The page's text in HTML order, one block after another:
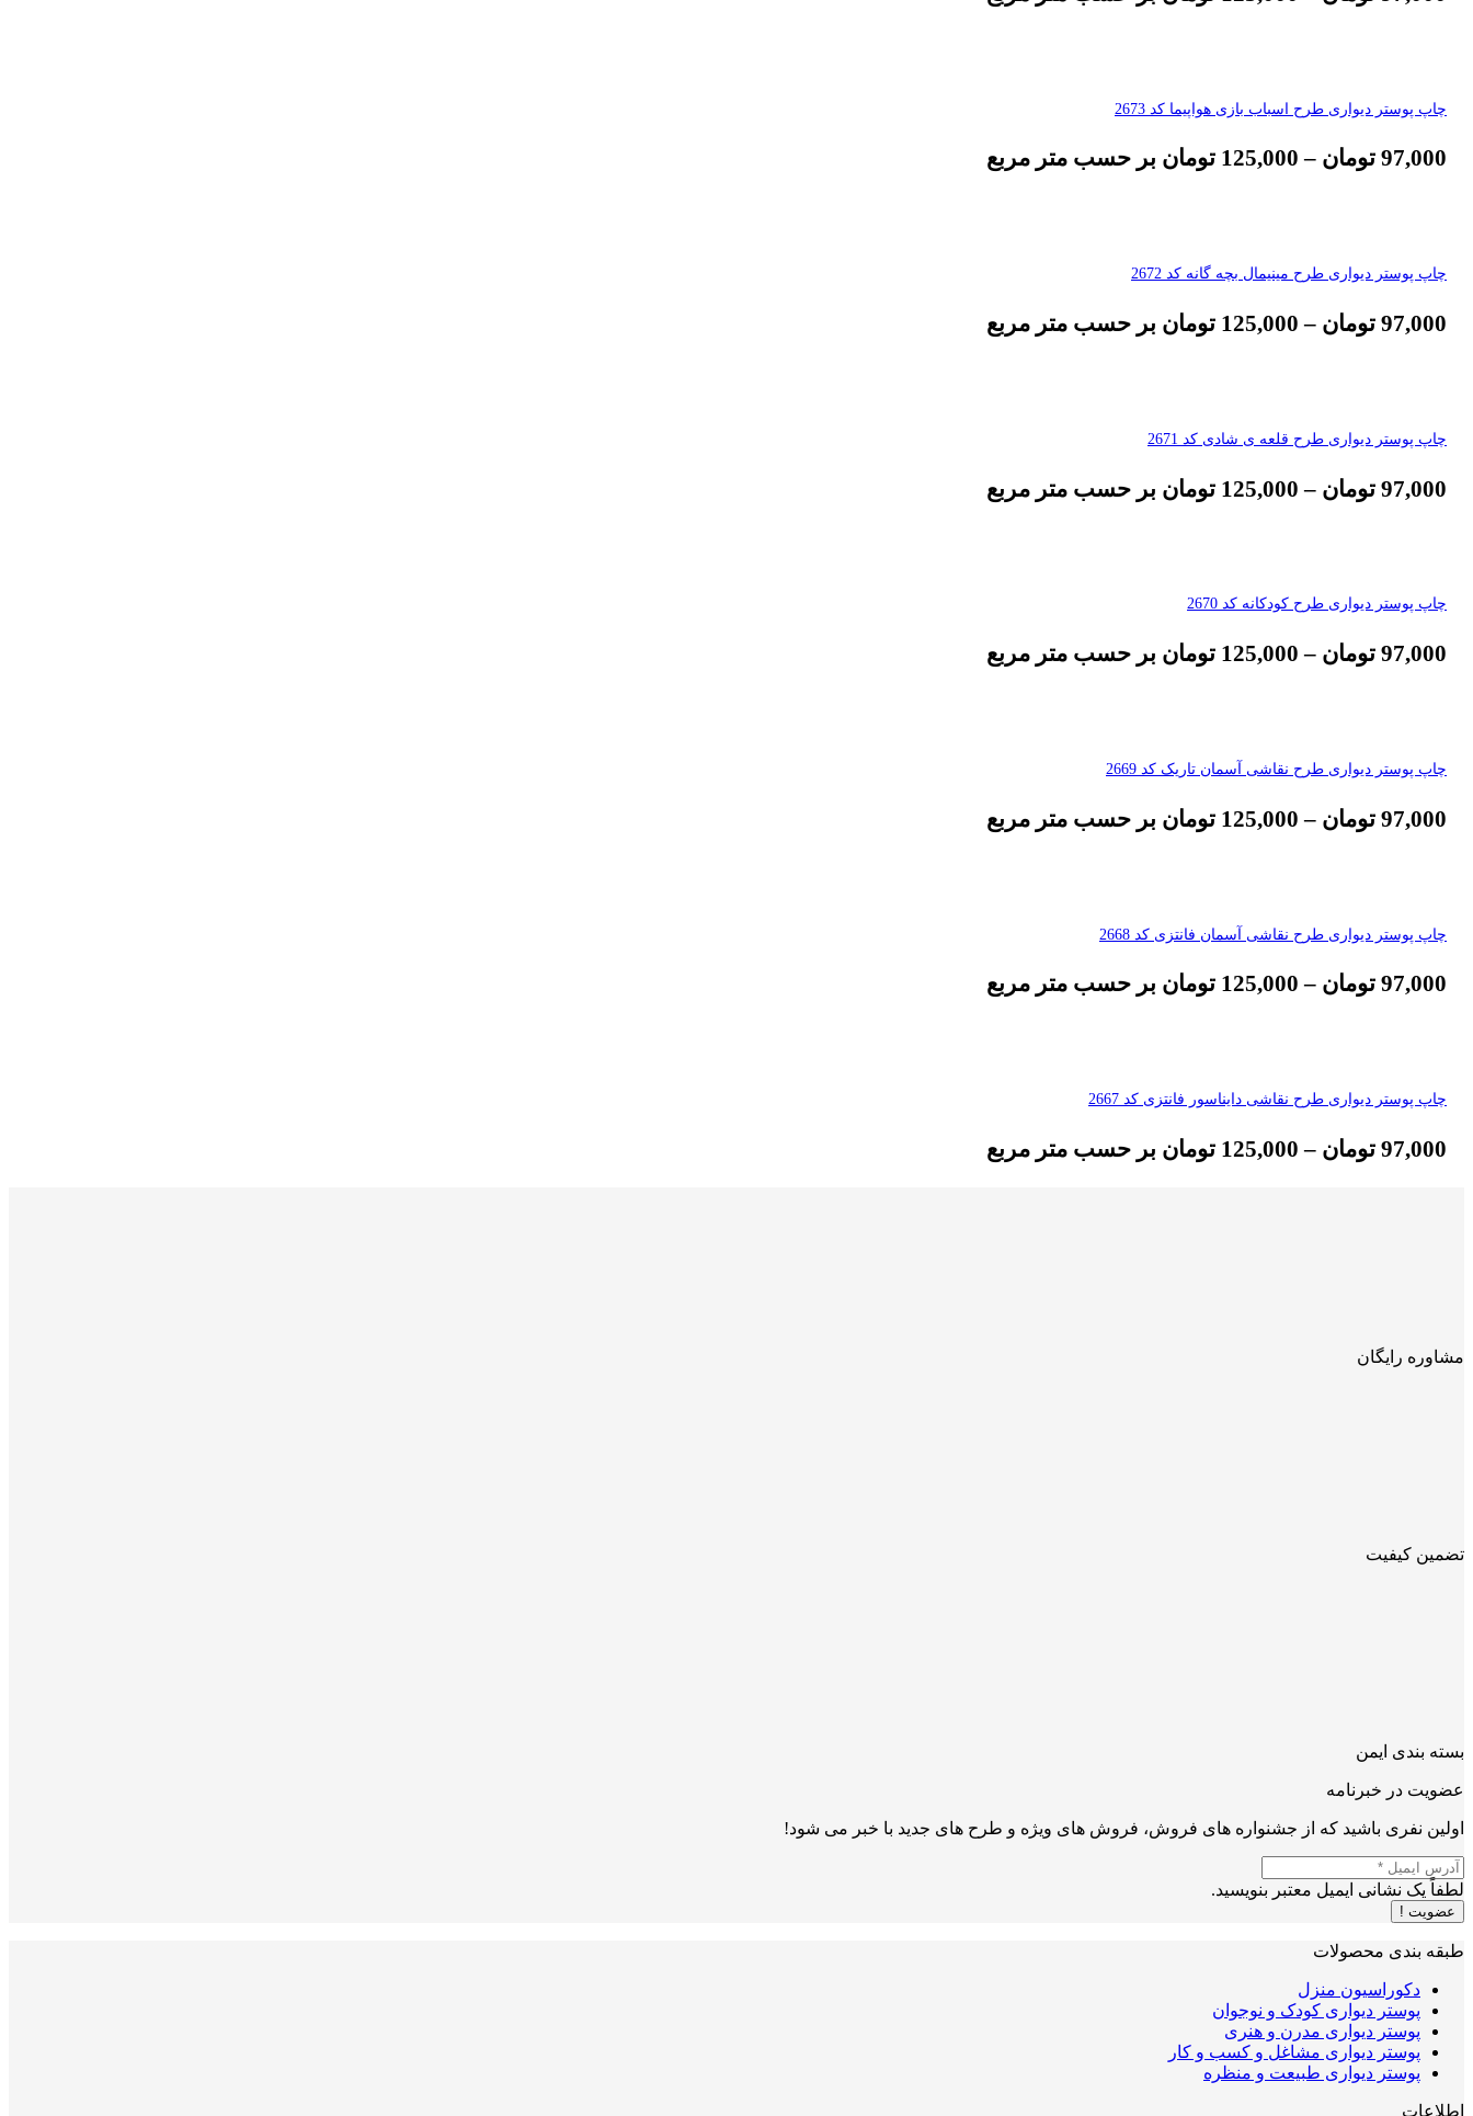
چاپ پوستر دیواری طرح اسباب بازی هواپیما کد 2673
97,000 تومان –
125,000 تومان بر حسب متر مربع
چاپ پوستر دیواری طرح مینیمال بچه گانه کد 2672
97,000 تومان –
125,000 تومان بر حسب متر مربع
چاپ پوستر دیواری طرح قلعه ی شادی کد 2671
97,000 تومان –
125,000 تومان بر حسب متر مربع
چاپ پوستر دیواری طرح کودکانه کد 2670
97,000 تومان –
125,000 تومان بر حسب متر مربع
چاپ پوستر دیواری طرح نقاشی آسمان تاریک کد 2669
97,000 تومان –
125,000 تومان بر حسب متر مربع
چاپ پوستر دیواری طرح نقاشی آسمان فانتزی کد 2668
97,000 تومان –
125,000 تومان بر حسب متر مربع
چاپ پوستر دیواری طرح نقاشی دایناسور فانتزی کد 2667
97,000 تومان –
125,000 تومان بر حسب متر مربع
مشاوره رایگان
تضمین کیفیت
بسته بندی ایمن
عضویت در خبرنامه
اولین نفری باشید که از جشنواره های فروش، فروش های ویژه و طرح های جدید با خبر می شود!
لطفاً یک نشانی ایمیل معتبر بنویسید.
عضویت !
طبقه بندی محصولات
دکوراسیون منزل
پوستر دیواری کودک و نوجوان
پوستر دیواری مدرن و هنری
پوستر دیواری مشاغل و کسب و کار
پوستر دیواری طبیعت و منظره
اطلاعات